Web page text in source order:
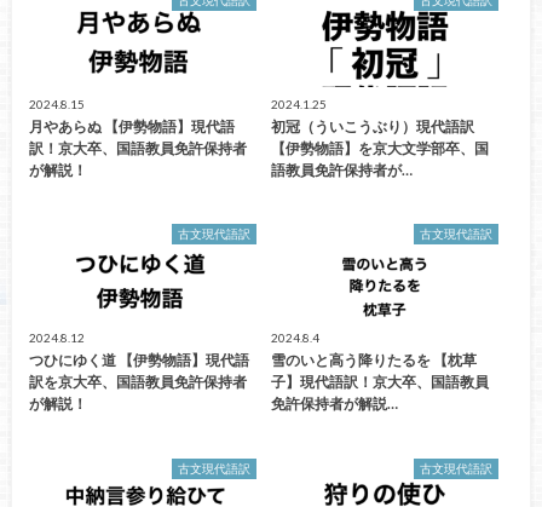
2024.8.15
月やあらぬ 【伊勢物語】現代語
訳！京大卒、国語教員免許保持者
が解説！
2024.1.25
初冠（ういこうぶり）現代語訳
【伊勢物語】を京大文学部卒、国
語教員免許保持者が…
古文現代語訳
2024.8.12
つひにゆく道 【伊勢物語】現代語
訳を京大卒、国語教員免許保持者
が解説！
古文現代語訳
2024.8.4
雪のいと高う降りたるを 【枕草
子】現代語訳！京大卒、国語教員
免許保持者が解説…
古文現代語訳 古文現代語訳